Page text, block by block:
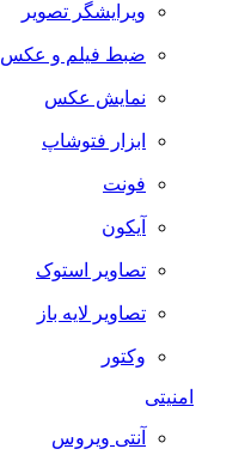
ویرایشگر تصویر
ضبط فيلم و عكس
نمایش عکس
ابزار فتوشاپ
فونت
آیکون
تصاویر استوک
تصاویر لایه باز
وکتور
امنیتی
آنتی ویروس